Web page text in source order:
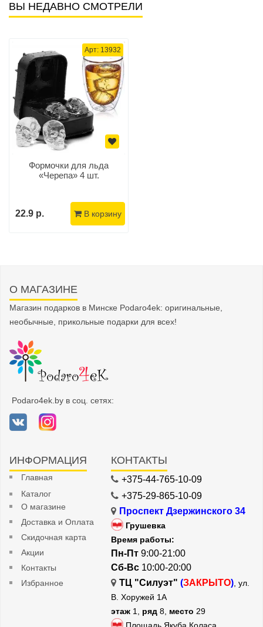
ВЫ НЕДАВНО СМОТРЕЛИ
Арт: 13932
Формочки для льда
«Черепа» 4 шт.
22.9 р. В корзину
О МАГАЗИНЕ
Магазин подарков в Минске Podaro4ek: оригинальные,
необычные, прикольные подарки для всех!
Podaro4ek.by в соц. сетях:
ИНФОРМАЦИЯ
Главная
Каталог
О магазине
Доставка и Оплата
Скидочная карта
Акции
Контакты
Избранное
КОНТАКТЫ
+375-44-765-10-09
+375-29-865-10-09
Проспект Дзержинского 34
Грушевка
Время работы:
Пн-Пт 9:00-21:00
Сб-Вс 10:00-20:00
ТЦ "Силуэт" (ЗАКРЫТО), ул.
В. Хоружей 1А
этаж 1, ряд 8, место 29